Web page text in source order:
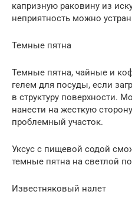
капризную раковину из
неприятность можно
Темные пятна
Темные пятна, чайные и
гелем для посуды, если
в структуру поверхности.
нанести на жесткую
проблемный участок.
Уксус с пищевой содой
темные пятна на светлой
Известняковый налет